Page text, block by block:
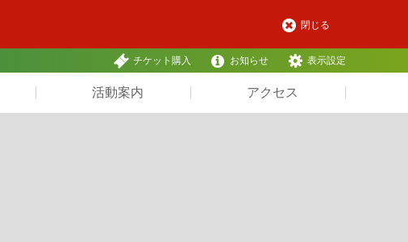
閉じる
チケット購入 お知らせ 表示設定
活動案内 アクセス